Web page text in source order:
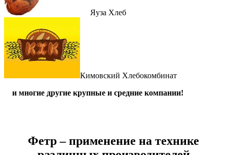
Яуза Хлеб
Кимовский Хлебокомбинат
и многие другие крупные и средние компании!
Фетр – применение на технике